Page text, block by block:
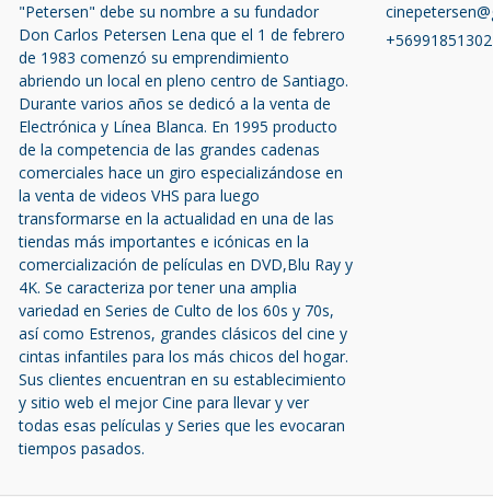
"Petersen" debe su nombre a su fundador
Don Carlos Petersen Lena que el 1 de febrero
de 1983 comenzó su emprendimiento
abriendo un local en pleno centro de Santiago.
Durante varios años se dedicó a la venta de
Electrónica y Línea Blanca. En 1995 producto
de la competencia de las grandes cadenas
comerciales hace un giro especializándose en
la venta de videos VHS para luego
transformarse en la actualidad en una de las
tiendas más importantes e icónicas en la
comercialización de películas en DVD,Blu Ray y
4K. Se caracteriza por tener una amplia
variedad en Series de Culto de los 60s y 70s,
así como Estrenos, grandes clásicos del cine y
cintas infantiles para los más chicos del hogar.
Sus clientes encuentran en su establecimiento
y sitio web el mejor Cine para llevar y ver
todas esas películas y Series que les evocaran
tiempos pasados.
+56991851302